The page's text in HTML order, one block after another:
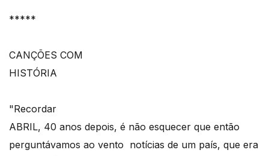
*****
CANÇÕES COM
HISTÓRIA
"Recordar
ABRIL, 40 anos depois, é não esquecer que então
perguntávamos ao vento notícias de um país, que era